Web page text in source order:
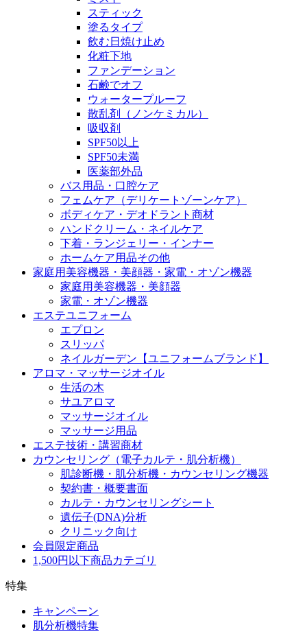
スティック
塗るタイプ
飲む日焼け止め
化粧下地
ファンデーション
石鹸でオフ
ウォータープルーフ
散乱剤（ノンケミカル）
吸収剤
SPF50以上
SPF50未満
医薬部外品
バス用品・口腔ケア
フェムケア（デリケートゾーンケア）
ボディケア・デオドラント商材
ハンドクリーム・ネイルケア
下着・ランジェリー・インナー
ホームケア用品その他
家庭用美容機器・美顔器・家電・オゾン機器
家庭用美容機器・美顔器
家電・オゾン機器
エステユニフォーム
エプロン
スリッパ
ネイルガーデン【ユニフォームブランド】
アロマ・マッサージオイル
生活の木
サユアロマ
マッサージオイル
マッサージ用品
エステ技術・講習商材
カウンセリング（電子カルテ・肌分析機）
肌診断機・肌分析機・カウンセリング機器
契約書・概要書面
カルテ・カウンセリングシート
遺伝子(DNA)分析
クリニック向け
会員限定商品
1,500円以下商品カテゴリ
特集
キャンペーン
肌分析機特集